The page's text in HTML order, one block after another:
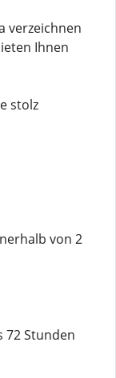
verzeichnen
Ihnen
stolz
von 2
72 Stunden